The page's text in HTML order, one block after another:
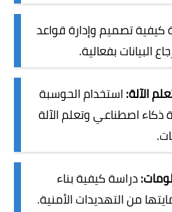
كيفية تصميم وإدارة قواعد
البيانات بفعالية.
الآلة:استخدام الحوسبة
ذكاء اصطناعي وتعلم الآلة
دراسة كيفية بناء
من التهديدات الأمنية.